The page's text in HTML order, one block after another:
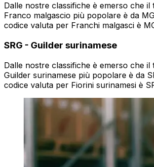
Dalle nostre classifiche è emerso che il
Franco malgascio più popolare è da
codice valuta per Franchi malgasci è
SRG - Guilder surinamese
Dalle nostre classifiche è emerso che il
Guilder surinamese più popolare è da
codice valuta per Fiorini surinamesi è